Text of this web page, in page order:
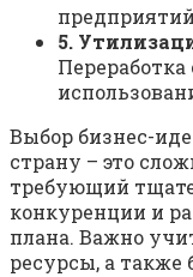
5.
Выбор бизнес-
страну – это
требующий
конкуренции и
плана. Важно
ресурсы, а